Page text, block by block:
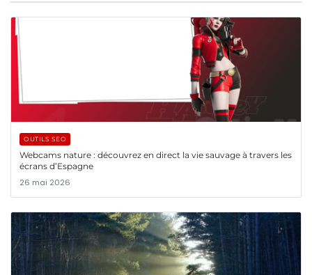
OUTILS SEO
Webcams nature : découvrez en direct la vie sauvage à travers les
écrans d’Espagne
26 mai 2026